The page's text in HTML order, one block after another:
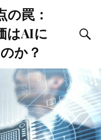
の罠：
はAIに
か？